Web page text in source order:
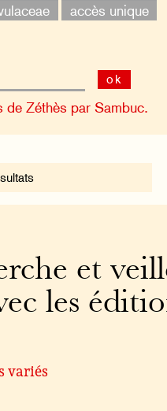
accès unique
ok
de Zéthès par Sambuc.
et
les
variés